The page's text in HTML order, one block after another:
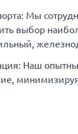
Мы
выбор
Наш